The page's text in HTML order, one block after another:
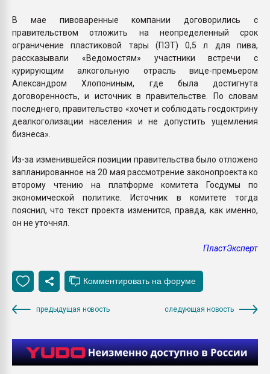
В мае пивоваренные компании договорились с
правительством отложить на неопределенный срок
ограничение пластиковой тары (ПЭТ) 0,5 л для пива,
рассказывали «Ведомостям» участники встречи с
курирующим алкогольную отрасль вице-премьером
Александром Хлопониным, где была достигнута
договоренность, и источник в правительстве. По словам
последнего, правительство «хочет и соблюдать госдоктрину
деалкоголизации населения и не допустить ущемления
бизнеса».
Из-за изменившейся позиции правительства было отложено
запланированное на 20 мая рассмотрение законопроекта ко
второму чтению на платформе комитета Госдумы по
экономической политике. Источник в комитете тогда
пояснил, что текст проекта изменится, правда, как именно,
он не уточнял.
ПластЭксперт
предыдущая новость следующая новость